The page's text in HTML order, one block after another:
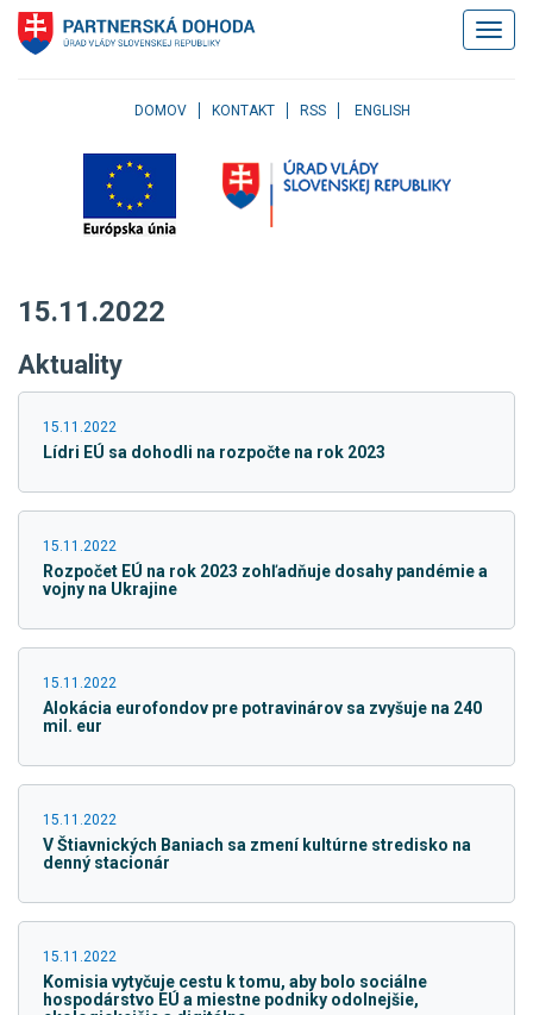
Klávesové
skratky
Skočiť
menu
na
Skočiť
pätičku
stránky
DOMOV KONTAKT RSS ENGLISH
15.11.2022
Aktuality
15.11.2022
Lídri EÚ sa dohodli na rozpočte na rok 2023
15.11.2022
Rozpočet EÚ na rok 2023 zohľadňuje dosahy pandémie a
vojny na Ukrajine
15.11.2022
Alokácia eurofondov pre potravinárov sa zvyšuje na 240
mil. eur
15.11.2022
V Štiavnických Baniach sa zmení kultúrne stredisko na
denný stacionár
15.11.2022
Komisia vytyčuje cestu k tomu, aby bolo sociálne
hospodárstvo EÚ a miestne podniky odolnejšie,